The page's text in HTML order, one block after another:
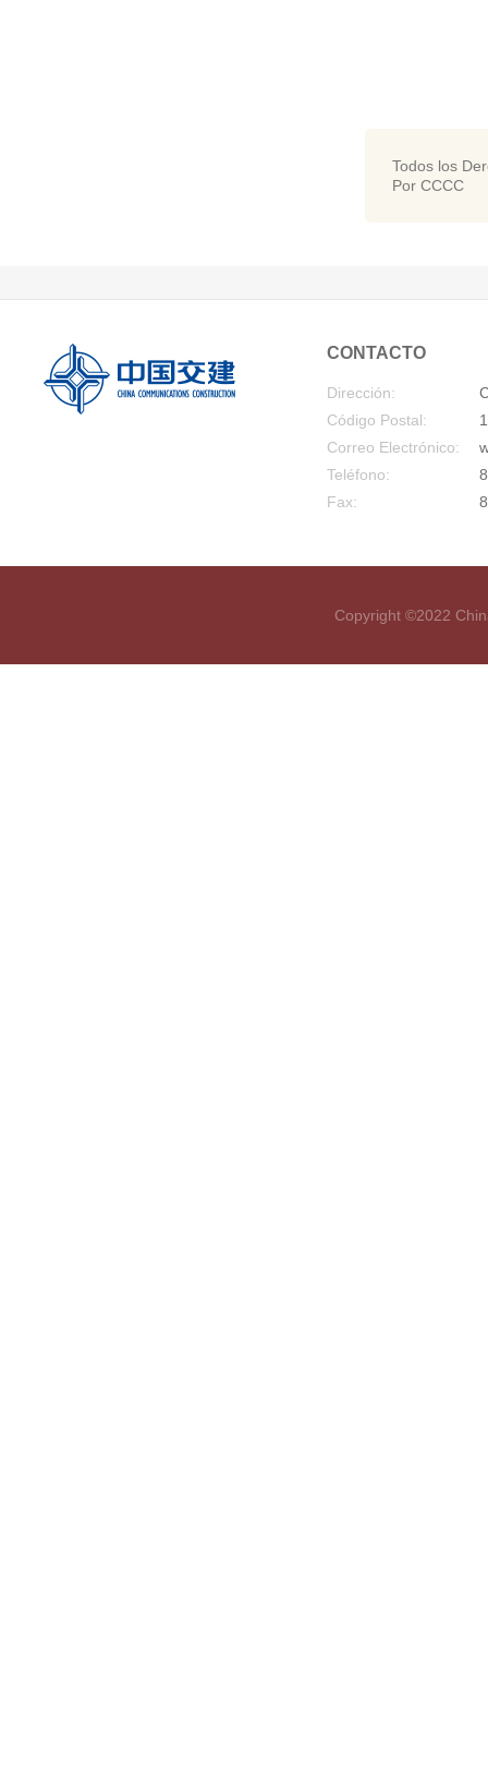
Todos los
Por CCCC
CONTACTO
Dirección:
Código Postal:
Correo Electrónico:
Teléfono:
Fax:
Copyright ©2022